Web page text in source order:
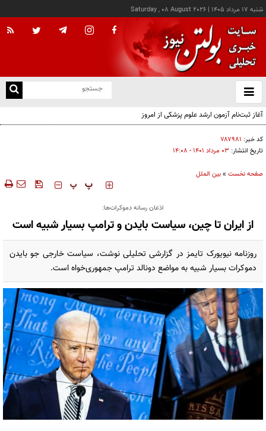
شنبه ۱۷ مرداد ۱۴۰۵ |
Saturday , 08 August 2026
باز
و
آغاز ثبت‌نام آزمون ارشد علوم پزشکی از امروز
کد خبر: ۷۸۷۹۸۱
تاریخ انتشار: ۰۳ مرداد ۱۴۰۱ - ۱۴:۰۸
صفحه نخست »بین الملل
‍‍‍ پ پ
اذعان رسانه دموکرات‌ها:
از ایران تا چین، سیاست بایدن و ترامپ بسیار شبیه است
روزنامه نیویورک تایمز در گزارشی تحلیلی نوشت، سیاست خارجی جو بایدن
دموکرات بسیار شبیه به مواضع دونالد ترامپ جمهوری‌خواه است.